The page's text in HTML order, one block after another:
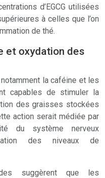
d’EGCG utilisées
à celles que l’on
de thé.
et oxydation des
la caféine et les
capables de stimuler la
des graisses stockées
action serait médiée par
du système nerveux
des niveaux de
suggèrent que les